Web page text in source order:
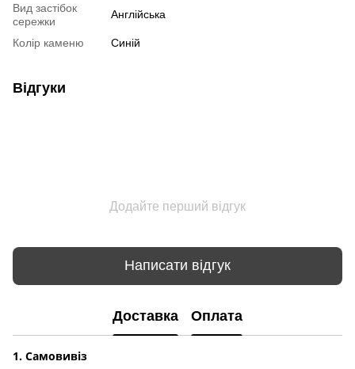
Вид застібок
сережки
Англійська
Колір каменю Синій
Відгуки
Додайте перший відгук
Написати відгук
Доставка Оплата
1. Самовивіз